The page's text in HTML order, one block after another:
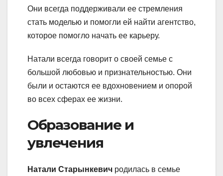
Они всегда поддерживали ее стремления
стать моделью и помогли ей найти агентство,
которое помогло начать ее карьеру.
Натали всегда говорит о своей семье с
большой любовью и признательностью. Они
были и остаются ее вдохновением и опорой
во всех сферах ее жизни.
Образование и
увлечения
Натали Старынкевич родилась в семье